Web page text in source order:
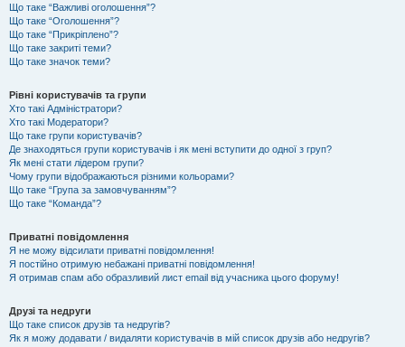
Що таке “Важливі оголошення”?
Що таке “Оголошення”?
Що таке “Прикріплено”?
Що таке закриті теми?
Що таке значок теми?
Рівні користувачів та групи
Хто такі Адміністратори?
Хто такі Модератори?
Що таке групи користувачів?
Де знаходяться групи користувачів і як мені вступити до одної з груп?
Як мені стати лідером групи?
Чому групи відображаються різними кольорами?
Що таке “Група за замовчуванням”?
Що таке “Команда”?
Приватні повідомлення
Я не можу відсилати приватні повідомлення!
Я постійно отримую небажані приватні повідомлення!
Я отримав спам або образливий лист email від учасника цього форуму!
Друзі та недруги
Що таке список друзів та недругів?
Як я можу додавати / видаляти користувачів в мій список друзів або недругів?